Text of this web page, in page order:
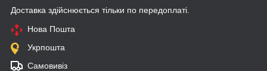
Доставка здійснюється тільки по передоплаті.
Нова Пошта
Укрпошта
Самовивіз